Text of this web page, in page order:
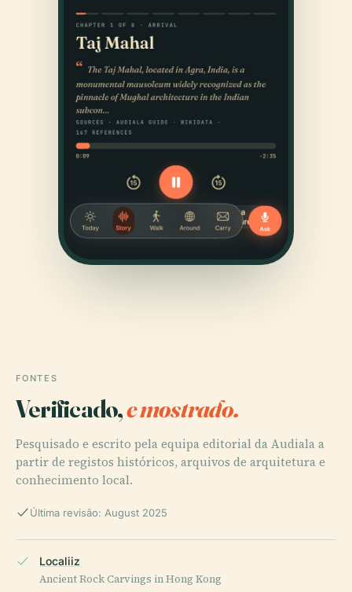
FONTES
Verificado,e mostrado.
Pesquisado e escrito pela equipa editorial da Audiala a
partir de registos históricos, arquivos de arquitetura e
conhecimento local.
Última revisão: August 2025
Localiiz
Ancient Rock Carvings in Hong Kong